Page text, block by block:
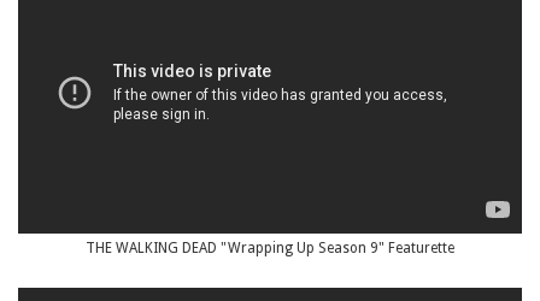
THE WALKING DEAD "Wrapping Up Season 9" Featurette